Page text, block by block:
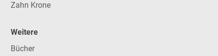
Zahn Krone
Weitere
Bücher